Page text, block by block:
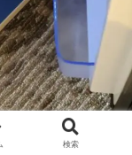
検索